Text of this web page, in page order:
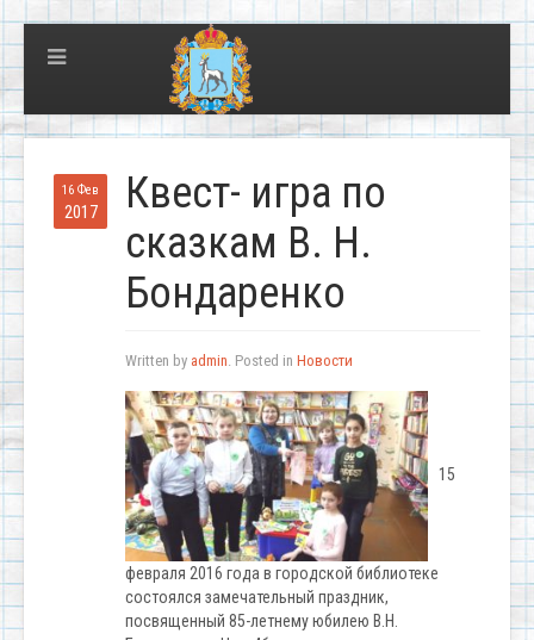
16 Фев
2017
Квест- игра по
сказкам В. Н.
Бондаренко
Written by admin. Posted in Новости
15
февраля 2016 года в городской библиотеке
состоялся замечательный праздник,
посвященный 85-летнему юбилею В.Н.